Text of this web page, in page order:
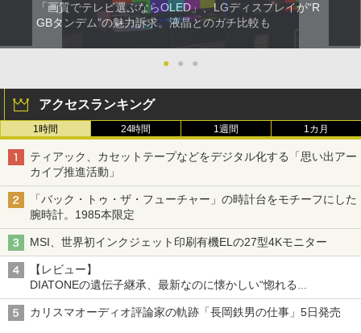
「画質でテレビ選ぶならOLED」、LGディスプレイが“R
GBタンデム”の魅力訴求。液晶とのガチ比較も
● ● ●
アクセスランキング
1時間 24時間 1週間 1カ月
ティアック、カセットテープなどをデジタル化する「思い出アー
カイブ推進活動」
「バック・トゥ・ザ・フューチャー」の時計台をモチーフにした
腕時計。1985本限定
MSI、世界初インクジェット印刷有機ELの27型4Kモニター
【レビュー】
DIATONEの遺伝子継承、最新なのに懐かしい“惚れる
音”Tecnologia e Cuore「DS-TC52B」を聴く
カリスマオーディオ評論家の軌跡「長岡鉄男の仕事」5日発売